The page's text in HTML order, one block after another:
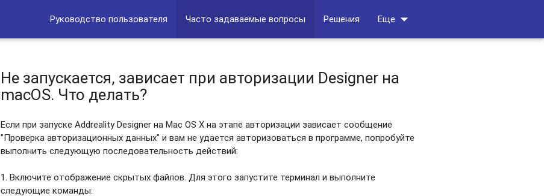
Руководство пользователя Часто задаваемые вопросы Решения Еще arrow_drop_down
Не запускается, зависает при авторизации Designer на
macOS. Что делать?
Если при запуске Addreality Designer на Mac OS X на этапе авторизации зависает сообщение
"Проверка авторизационных данных" и вам не удается авторизоваться в программе, попробуйте
выполнить следующую последовательность действий:
1. Включите отображение скрытых файлов. Для этого запустите терминал и выполните
следующие команды: